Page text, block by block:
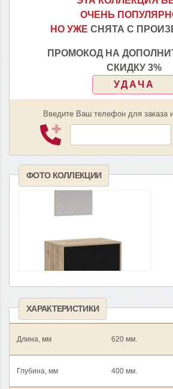
ОЧЕНЬ
НО УЖЕ СНЯТА С
ПРОМОКОД НА
СКИДКУ 3%
УДАЧА
Введите Ваш телефон для заказа
ФОТО КОЛЛЕКЦИИ
ХАРАКТЕРИСТИКИ
Длина, мм 620 мм.
Глубина, мм 400 мм.